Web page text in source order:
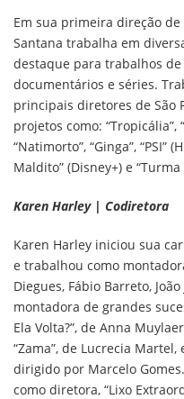
Em sua primeira direção
Santana trabalha em
destaque para trabalhos
documentários e séries.
principais diretores de São
projetos como: “Tropicália”,
“Natimorto”, “Ginga”, “PSI”
Maldito” (Disney+) e
Karen Harley | Codiretora
Karen Harley iniciou sua
e trabalhou como
Diegues, Fábio Barreto,
montadora de grandes
Ela Volta?”, de Anna
“Zama”, de Lucrecia
dirigido por Marcelo
como diretora, “Lixo